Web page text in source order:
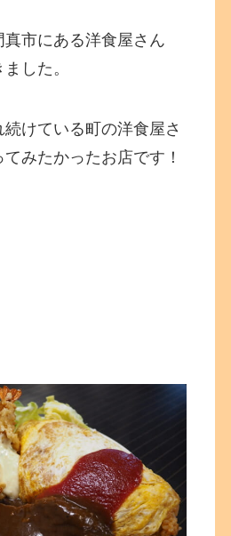
市にある洋食屋さん
した。
けている町の洋食屋さ
みたかったお店です！